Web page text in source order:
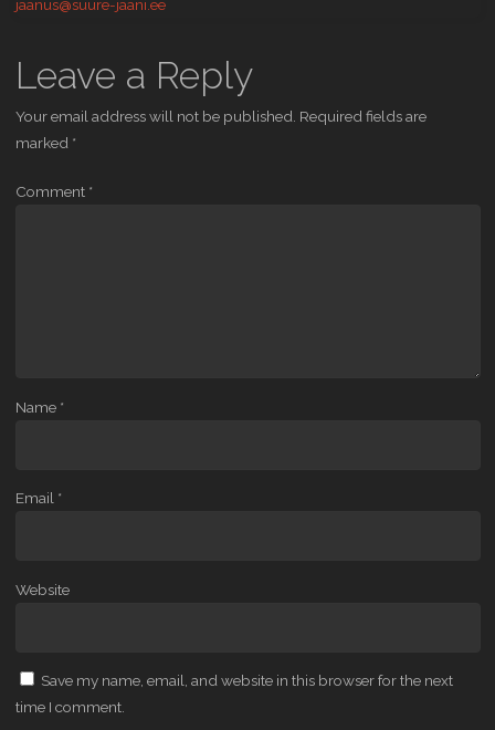
jaanus@suure-jaani.ee
Leave a Reply
Your email address will not be published. Required fields are
marked *
Comment *
Name *
Email *
Website
Save my name, email, and website in this browser for the next
time I comment.